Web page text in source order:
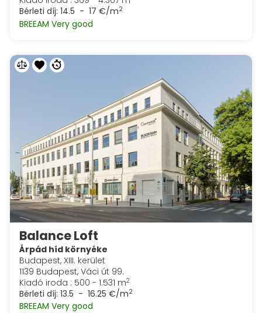
Bérleti díj: 14.5 - 17 €/m2
BREEAM Very good
Balance Loft
Árpád híd környéke
Budapest, XIII. kerület
1139 Budapest, Váci út 99.
Kiadó iroda : 500 - 1.531 m2
Bérleti díj: 13.5 - 16.25 €/m2
BREEAM Very good